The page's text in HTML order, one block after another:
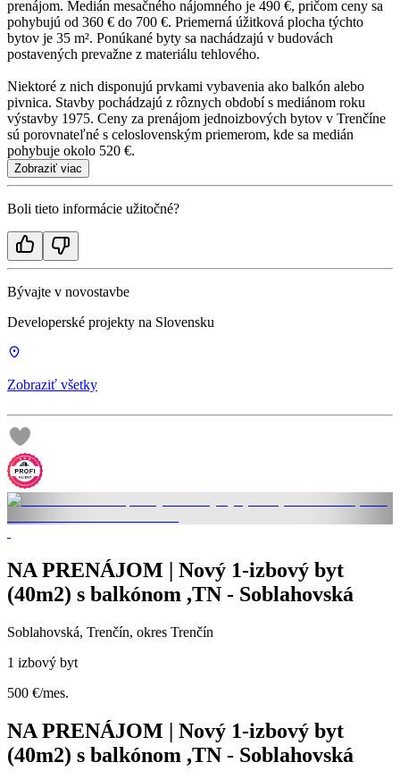
prenájom. Medián mesačného nájomného je 490 €, pričom ceny sa
pohybujú od 360 € do 700 €. Priemerná úžitková plocha týchto
bytov je 35 m². Ponúkané byty sa nachádzajú v budovách
postavených prevažne z materiálu tehlového.
Niektoré z nich disponujú prvkami vybavenia ako balkón alebo
pivnica. Stavby pochádzajú z rôznych období s mediánom roku
výstavby 1975. Ceny za prenájom jednoizbových bytov v Trenčíne
sú porovnateľné s celoslovenským priemerom, kde sa medián
pohybuje okolo 520 €.
Zobraziť viac
Boli tieto informácie užitočné?
Bývajte v novostavbe
Developerské projekty na Slovensku
Zobraziť všetky
NA PRENÁJOM | Nový 1-izbový byt
(40m2) s balkónom ,TN - Soblahovská
Soblahovská, Trenčín, okres Trenčín
1 izbový byt
500 €/mes.
NA PRENÁJOM | Nový 1-izbový byt
(40m2) s balkónom ,TN - Soblahovská